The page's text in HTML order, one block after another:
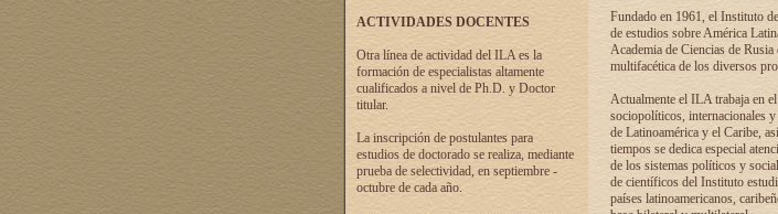
ACTIVIDADES DOCENTES
Otra línea de actividad del ILA es la
formación de especialistas altamente
cualificados a nivel de Ph.D. y Doctor
titular.
La inscripción de postulantes para
estudios de doctorado se realiza, mediante
prueba de selectividad, en septiembre -
octubre de cada año.
Fundado en 1961, el Instituto
de estudios sobre América
Academia de Ciencias de
multifacética de los diversos
Actualmente el ILA trabaja en
sociopolíticos, internacionales
de Latinoamérica y el Caribe,
tiempos se dedica especial
de los sistemas políticos y
de científicos del Instituto
países latinoamericanos,